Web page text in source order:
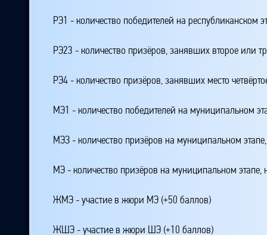
РЭ1 - количество победителей на республиканском
РЭ23 - количество призёров, занявших второе или
РЭ4 - количество призёров, занявших место
МЭ1 - количество победителей на муниципальном
МЭЗ - количество призёров на муниципальном
МЭ - количество призёров на муниципальном
ЖМЭ - участие в жюри МЭ (+50 баллов)
ЖШЭ - участие в жюри ШЭ (+10 баллов)